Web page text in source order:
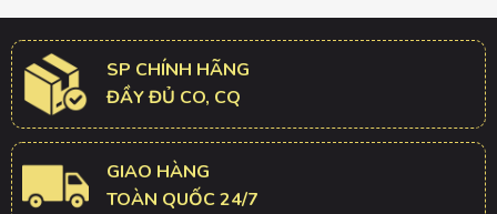
SP CHÍNH HÃNG
ĐẦY ĐỦ CO, CQ
GIAO HÀNG
TOÀN QUỐC 24/7